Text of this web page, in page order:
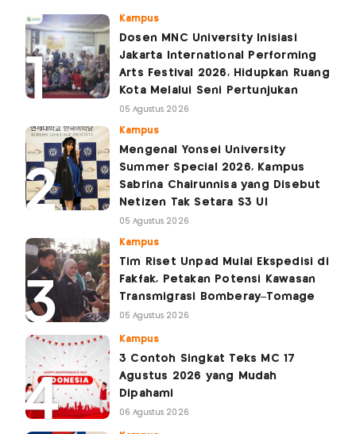
Kampus
Dosen MNC University Inisiasi
Jakarta International Performing
Arts Festival 2026, Hidupkan Ruang
Kota Melalui Seni Pertunjukan
05 Agustus 2026
Kampus
Mengenal Yonsei University
Summer Special 2026, Kampus
Sabrina Chairunnisa yang Disebut
Netizen Tak Setara S3 UI
05 Agustus 2026
Kampus
Tim Riset Unpad Mulai Ekspedisi di
Fakfak, Petakan Potensi Kawasan
Transmigrasi Bomberay–Tomage
05 Agustus 2026
Kampus
3 Contoh Singkat Teks MC 17
Agustus 2026 yang Mudah
Dipahami
06 Agustus 2026